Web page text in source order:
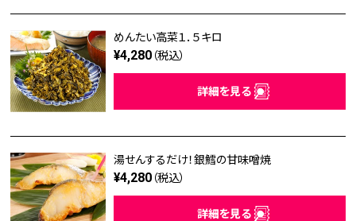
めんたい高菜１．５キロ
¥4,280 （税込）
詳細を見る
湯せんするだけ！銀鱈の甘味噌焼
¥4,280 （税込）
詳細を見る